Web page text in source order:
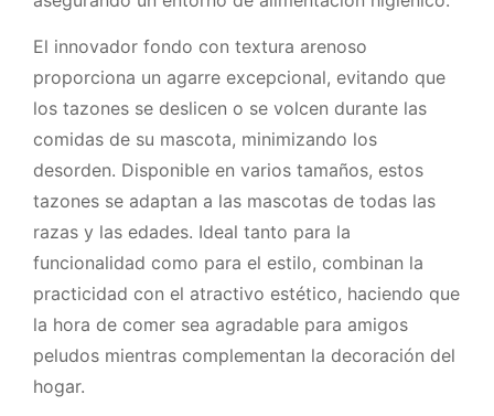
El innovador fondo con textura arenoso
proporciona un agarre excepcional, evitando que
los tazones se deslicen o se volcen durante las
comidas de su mascota, minimizando los
desorden. Disponible en varios tamaños, estos
tazones se adaptan a las mascotas de todas las
razas y las edades. Ideal tanto para la
funcionalidad como para el estilo, combinan la
practicidad con el atractivo estético, haciendo que
la hora de comer sea agradable para amigos
peludos mientras complementan la decoración del
hogar.